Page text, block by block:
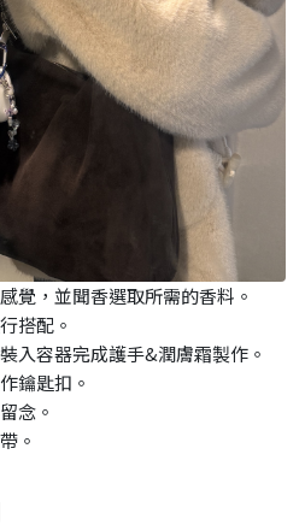
覺，並聞香選取所需的香料。
搭配。
入容器完成護手&潤膚霜製作。
鑰匙扣。
念。
。